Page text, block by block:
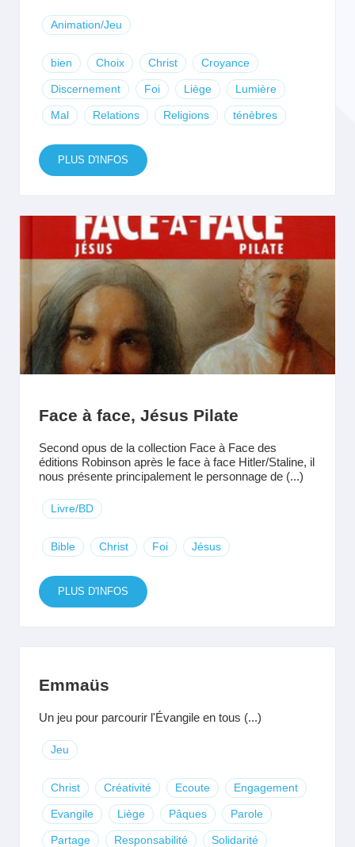
Animation/Jeu
bien Choix Christ Croyance
Discernement Foi Liège Lumière
Mal Relations Religions ténèbres
PLUS D'INFOS
Face à face, Jésus Pilate
Second opus de la collection Face à Face des
éditions Robinson après le face à face Hitler/Staline, il
nous présente principalement le personnage de (...)
Livre/BD
Bible Christ Foi Jésus
PLUS D'INFOS
Emmaüs
Un jeu pour parcourir l'Évangile en tous (...)
Jeu
Christ Créativité Ecoute Engagement
Evangile Liège Pâques Parole
Partage Responsabilité Solidarité